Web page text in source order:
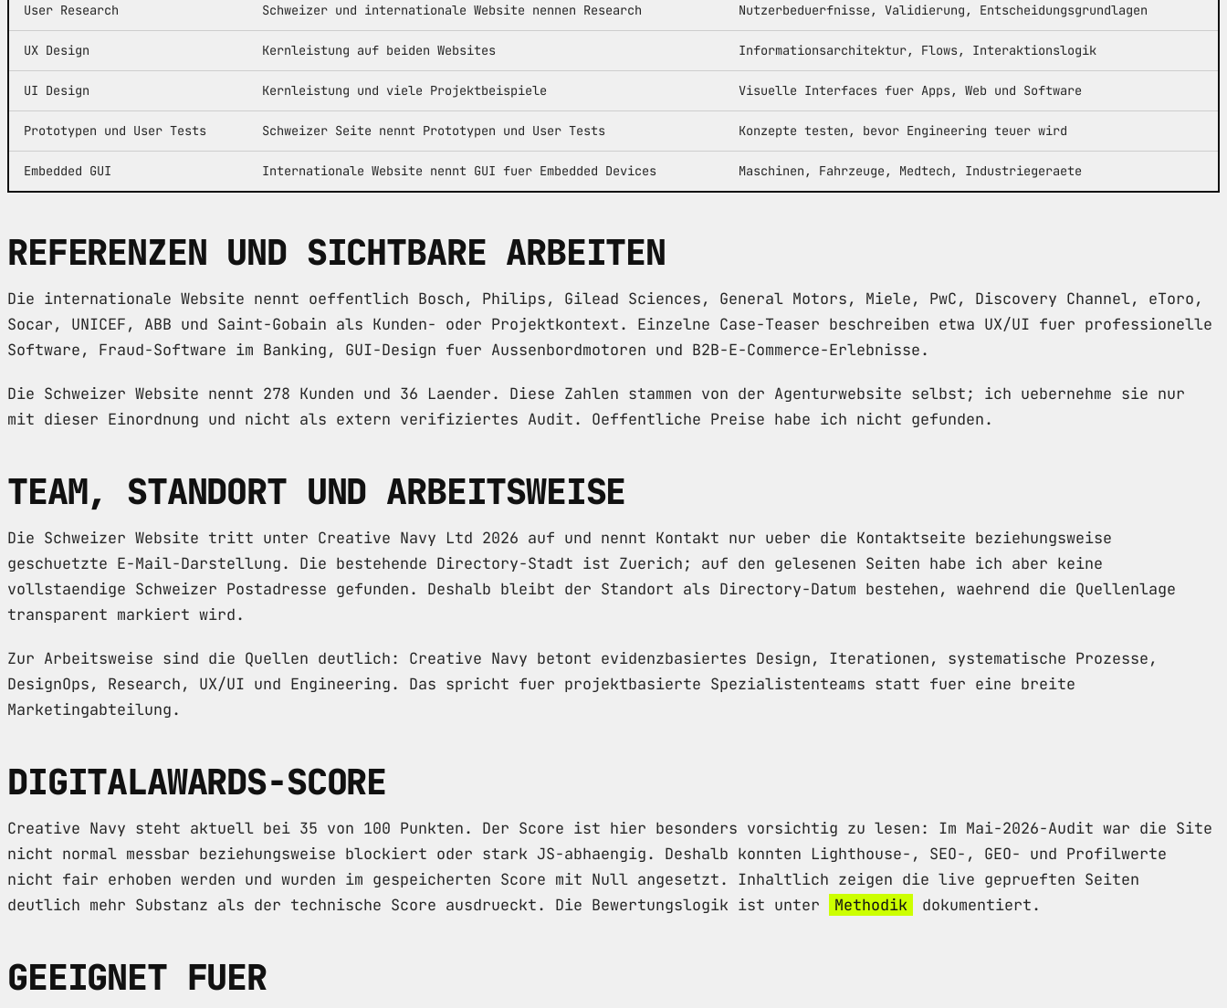
User Research Schweizer und internationale Website nennen Research Nutzerbeduerfnisse, Validierung, Entscheidungsgrundlagen
UX Design Kernleistung auf beiden Websites Informationsarchitektur, Flows, Interaktionslogik
UI Design Kernleistung und viele Projektbeispiele Visuelle Interfaces fuer Apps, Web und Software
Prototypen und User Tests Schweizer Seite nennt Prototypen und User Tests Konzepte testen, bevor Engineering teuer wird
Embedded GUI Internationale Website nennt GUI fuer Embedded Devices Maschinen, Fahrzeuge, Medtech, Industriegeraete
REFERENZEN UND SICHTBARE ARBEITEN
Die internationale Website nennt oeffentlich Bosch, Philips, Gilead Sciences, General Motors, Miele, PwC, Discovery Channel, eToro,
Socar, UNICEF, ABB und Saint-Gobain als Kunden- oder Projektkontext. Einzelne Case-Teaser beschreiben etwa UX/UI fuer professionelle
Software, Fraud-Software im Banking, GUI-Design fuer Aussenbordmotoren und B2B-E-Commerce-Erlebnisse.
Die Schweizer Website nennt 278 Kunden und 36 Laender. Diese Zahlen stammen von der Agenturwebsite selbst; ich uebernehme sie nur
mit dieser Einordnung und nicht als extern verifiziertes Audit. Oeffentliche Preise habe ich nicht gefunden.
TEAM, STANDORT UND ARBEITSWEISE
Die Schweizer Website tritt unter Creative Navy Ltd 2026 auf und nennt Kontakt nur ueber die Kontaktseite beziehungsweise
geschuetzte E-Mail-Darstellung. Die bestehende Directory-Stadt ist Zuerich; auf den gelesenen Seiten habe ich aber keine
vollstaendige Schweizer Postadresse gefunden. Deshalb bleibt der Standort als Directory-Datum bestehen, waehrend die Quellenlage
transparent markiert wird.
Zur Arbeitsweise sind die Quellen deutlich: Creative Navy betont evidenzbasiertes Design, Iterationen, systematische Prozesse,
DesignOps, Research, UX/UI und Engineering. Das spricht fuer projektbasierte Spezialistenteams statt fuer eine breite
Marketingabteilung.
DIGITALAWARDS-SCORE
Creative Navy steht aktuell bei 35 von 100 Punkten. Der Score ist hier besonders vorsichtig zu lesen: Im Mai-2026-Audit war die Site
nicht normal messbar beziehungsweise blockiert oder stark JS-abhaengig. Deshalb konnten Lighthouse-, SEO-, GEO- und Profilwerte
nicht fair erhoben werden und wurden im gespeicherten Score mit Null angesetzt. Inhaltlich zeigen die live geprueften Seiten
deutlich mehr Substanz als der technische Score ausdrueckt. Die Bewertungslogik ist unter
Methodik dokumentiert.
GEEIGNET FUER